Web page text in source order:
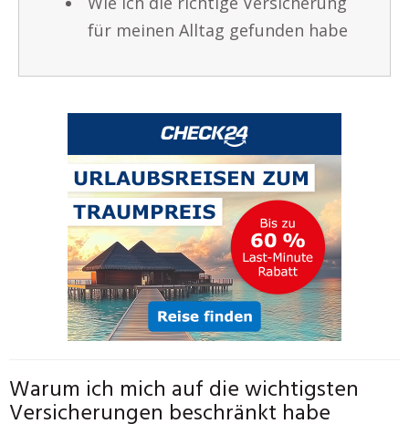
für meinen Alltag gefunden habe
Warum ich mich auf die wichtigsten
Versicherungen beschränkt habe